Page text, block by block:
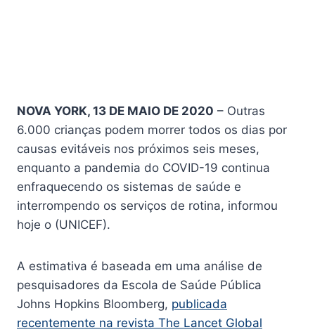
NOVA YORK, 13 DE MAIO DE 2020 – Outras
6.000 crianças podem morrer todos os dias por
causas evitáveis ​​nos próximos seis meses,
enquanto a pandemia do COVID-19 continua
enfraquecendo os sistemas de saúde e
interrompendo os serviços de rotina, informou
hoje o (UNICEF).
A estimativa é baseada em uma análise de
pesquisadores da Escola de Saúde Pública
Johns Hopkins Bloomberg, publicada
recentemente na revista The Lancet Global